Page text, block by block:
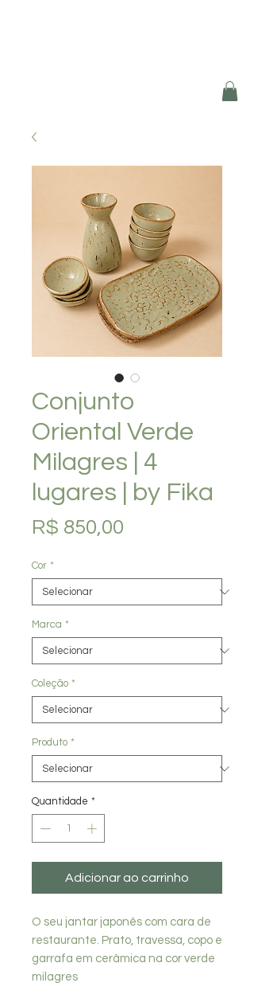
Conjunto
Oriental Verde
Milagres | 4
lugares | by Fika
R$ 850,00
Cor *
Marca *
Coleção *
Produto *
Quantidade *
Adicionar ao carrinho
O seu jantar japonês com cara de
restaurante. Prato, travessa, copo e
garrafa em cerâmica na cor verde
milagres